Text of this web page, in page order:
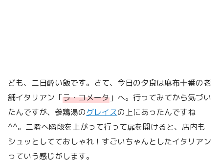
ども、二日酔い飯です。さて、今日の夕食は麻布十番の老
舗イタリアン「ラ・コメータ 」へ。行ってみてから気づい
たんですが、参鶏湯のグレイスの上にあったんですね
^^。二階へ階段を上がって行って扉を開けると、店内も
シュッとしてておしゃれ！すごいちゃんとしたイタリアン
っていう感じがします。